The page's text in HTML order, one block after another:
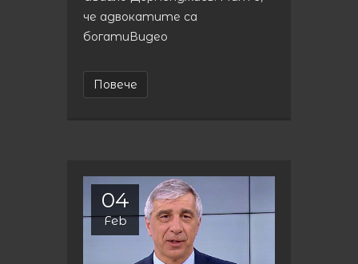
че адвокатите са
богатиВидео
Повече
04
Feb